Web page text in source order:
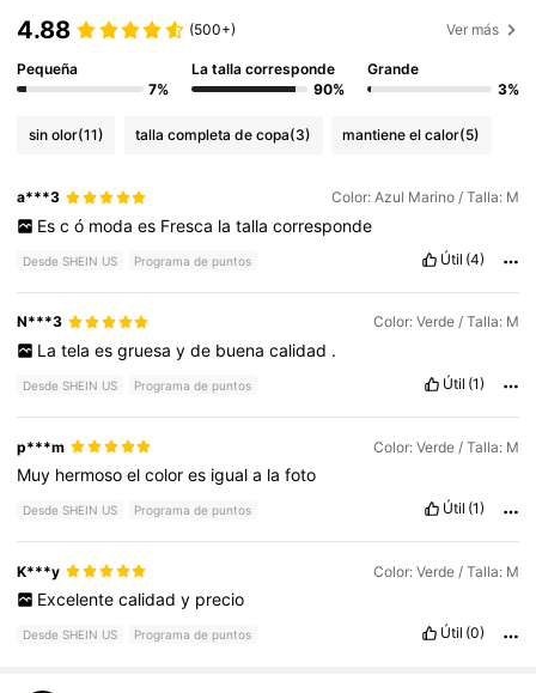
4.88 (500+) Ver más
Pequeña
7%
La talla corresponde
90%
Grande
3%
sin olor(11) talla completa de copa(3) mantiene el calor(5)
a***3 Color: Azul Marino / Talla: M
Es c ó moda es Fresca la talla corresponde
Desde SHEIN US Programa de puntos Útil (4)
N***3 Color: Verde / Talla: M
La tela es gruesa y de buena calidad .
Desde SHEIN US Programa de puntos Útil (1)
p***m Color: Verde / Talla: M
Muy hermosoelcolores iguala lafoto
Desde SHEIN US Programa de puntos Útil (1)
K***y Color: Verde / Talla: M
Excelente calidad y precio
Desde SHEIN US Programa de puntos Útil (0)